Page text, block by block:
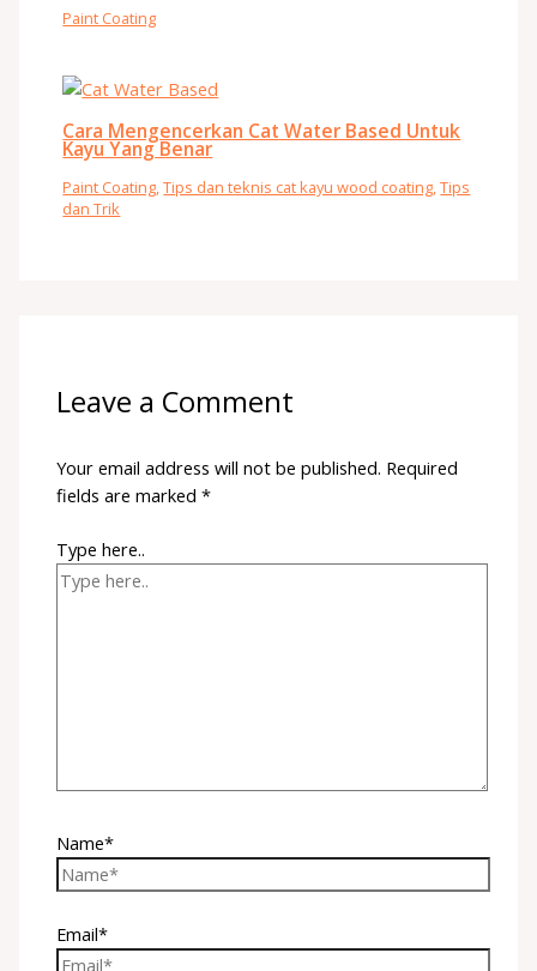
Paint Coating
Cara Mengencerkan Cat Water Based Untuk
Kayu Yang Benar
Paint Coating,Tips dan teknis cat kayu wood coating,Tips
dan Trik
Leave a Comment
Your email address will not be published. Required
fields are marked*
Type here..
Name*
Email*